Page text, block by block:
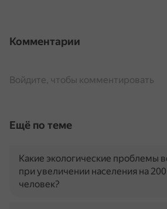
Комментарии
Войдите, чтобы комментировать
Ещё по теме
Какие экологические проблемы
при увеличении населения на
человек?